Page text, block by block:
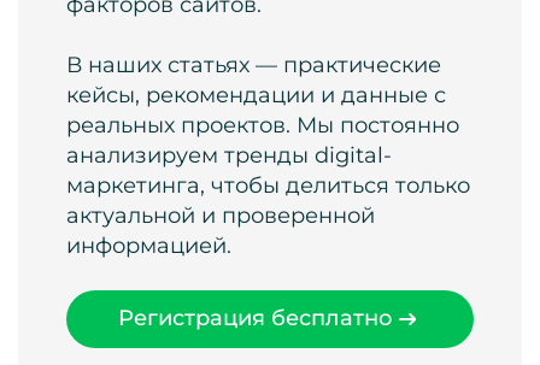
В наших статьях — практические
кейсы, рекомендации и данные с
реальных проектов. Мы постоянно
анализируем тренды digital-
маркетинга, чтобы делиться только
актуальной и проверенной
информацией.
Регистрация бесплатно